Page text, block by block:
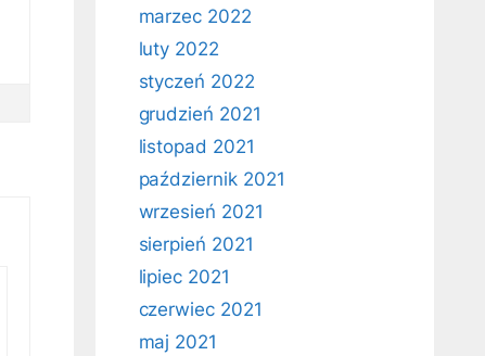
marzec 2022
luty 2022
styczeń 2022
grudzień 2021
listopad 2021
październik 2021
wrzesień 2021
sierpień 2021
lipiec 2021
czerwiec 2021
maj 2021